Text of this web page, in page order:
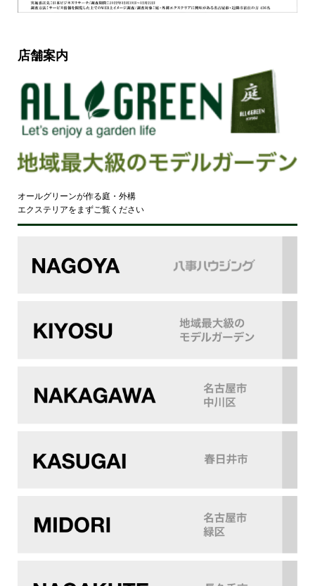
店舗案内
オールグリーンが作る庭・外構
エクステリアをまずご覧ください